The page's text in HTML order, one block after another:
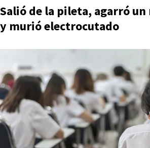
Salió de la pileta, agarró
y murió electrocutado